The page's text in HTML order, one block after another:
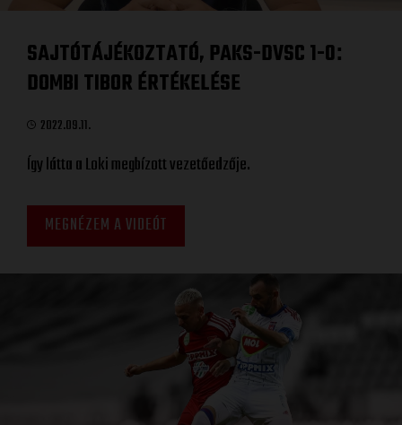
SAJTÓTÁJÉKOZTATÓ, PAKS-DVSC 1-0:
DOMBI TIBOR ÉRTÉKELÉSE
2022.09.11.
Így látta a Loki megbízott vezetőedzője.
MEGNÉZEM A VIDEÓT